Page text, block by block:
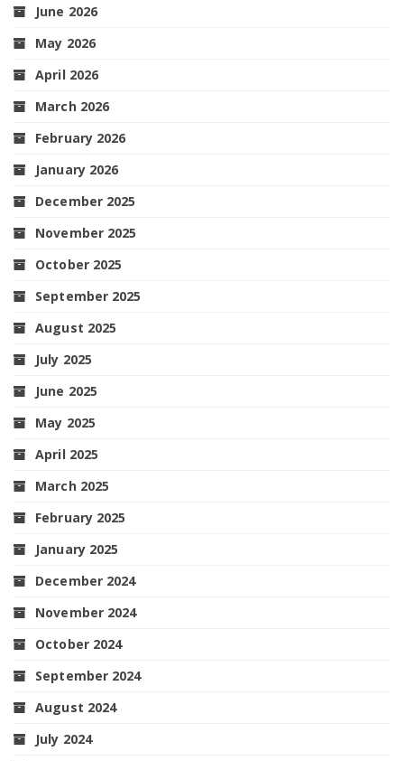
June 2026
May 2026
April 2026
March 2026
February 2026
January 2026
December 2025
November 2025
October 2025
September 2025
August 2025
July 2025
June 2025
May 2025
April 2025
March 2025
February 2025
January 2025
December 2024
November 2024
October 2024
September 2024
August 2024
July 2024